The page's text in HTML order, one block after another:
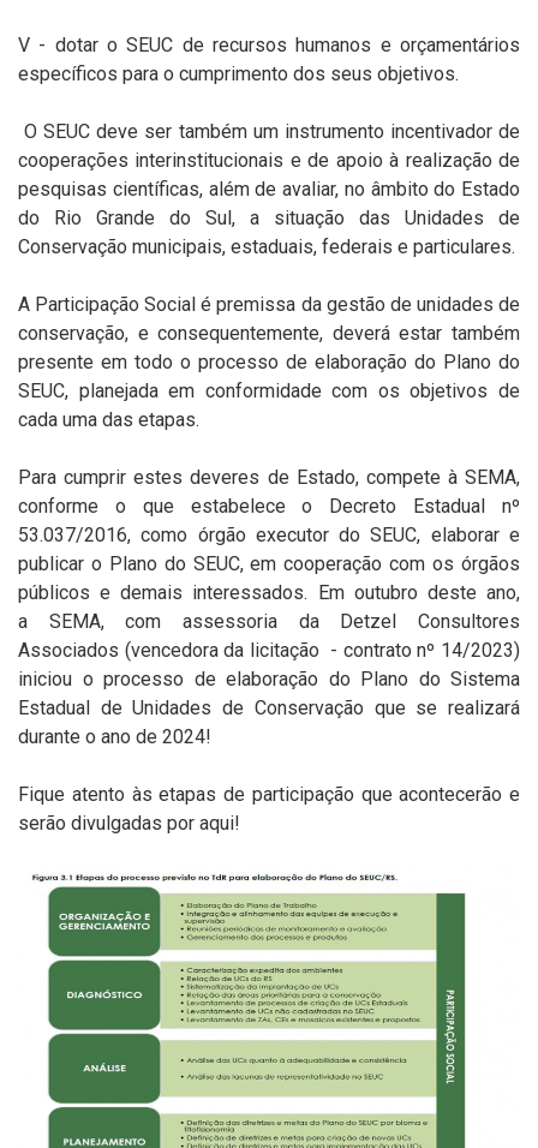
V - dotar o SEUC de recursos humanos e orçamentários
específicos para o cumprimento dos seus objetivos.
O SEUC deve ser também um instrumento incentivador de
cooperações interinstitucionais e de apoio à realização de
pesquisas científicas, além de avaliar, no âmbito do Estado
do Rio Grande do Sul, a situação das Unidades de
Conservação municipais, estaduais, federais e particulares.
A Participação Social é premissa da gestão de unidades de
conservação, e consequentemente, deverá estar também
presente em todo o processo de elaboração do Plano do
SEUC, planejada em conformidade com os objetivos de
cada uma das etapas.
Para cumprir estes deveres de Estado, compete à SEMA,
conforme o que estabelece o Decreto Estadual nº
53.037/2016, como órgão executor do SEUC, elaborar e
publicar o Plano do SEUC, em cooperação com os órgãos
públicos e demais interessados. Em outubro deste ano,
a SEMA, com assessoria da Detzel Consultores
Associados (vencedora da licitação - contrato nº 14/2023)
iniciou o processo de elaboração do Plano do Sistema
Estadual de Unidades de Conservação que se realizará
durante o ano de 2024!
Fique atento às etapas de participação que acontecerão e
serão divulgadas por aqui!